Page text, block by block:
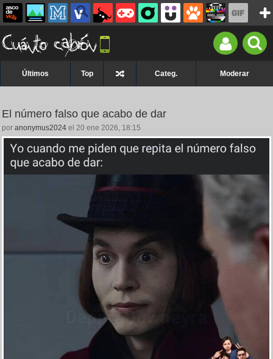
Últimos Top Categ. Moderar
El número falso que acabo de dar
por anonymus2024 el 20 ene 2026, 18:15